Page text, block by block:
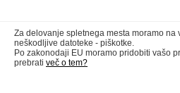
Za delovanje spletnega mesta moramo na
neškodljive datoteke - piškotke.
Po zakonodaji EU moramo pridobiti vašo
prebrati več o tem?